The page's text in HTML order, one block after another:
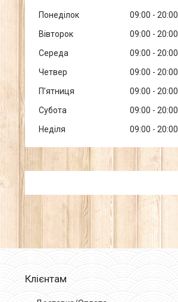
Понеділок 09:00
20:00
Вівторок
09:00
20:00
Середа
09:00
20:00
Четвер
09:00
20:00
Пʼятниця
09:00
20:00
Субота
09:00
20:00
Неділя
09:00 20:00
Клієнтам